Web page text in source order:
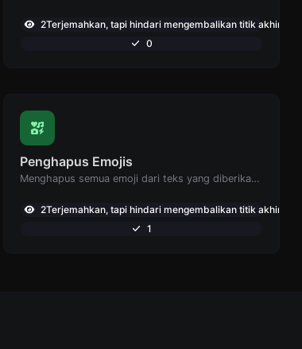
2Terjemahkan, tapi hindari mengembalikan titik akhir: ,796
0
Penghapus Emojis
Menghapus semua emoji dari teks yang diberikan dengan mudah.
2Terjemahkan, tapi hindari mengembalikan titik akhir: ,728
1